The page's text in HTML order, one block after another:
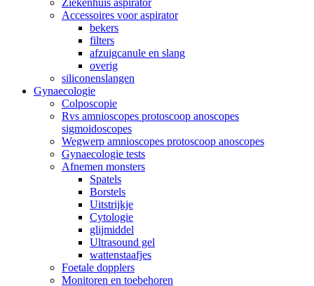
Accessoires voor aspirator
bekers
filters
afzuigcanule en slang
overig
siliconenslangen
Gynaecologie
Colposcopie
Rvs amnioscopes protoscoop anoscopes
sigmoidoscopes
Wegwerp amnioscopes protoscoop anoscopes
Gynaecologie tests
Afnemen monsters
Spatels
Borstels
Uitstrijkje
Cytologie
glijmiddel
Ultrasound gel
wattenstaafjes
Foetale dopplers
Monitoren en toebehoren